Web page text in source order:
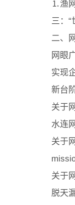
⒈渔
三：
二、
网眼
实现
新台
关于
水连
关于
关于
脱天